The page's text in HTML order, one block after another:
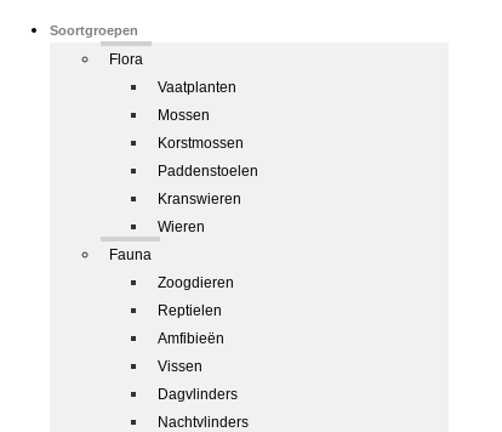
Soortgroepen
Flora
Vaatplanten
Mossen
Korstmossen
Paddenstoelen
Kranswieren
Wieren
Fauna
Zoogdieren
Reptielen
Amfibieën
Vissen
Dagvlinders
Nachtvlinders